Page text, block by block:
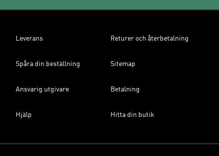
Leverans Returer och återbetalning
Spåra din beställning Sitemap
Ansvarig utgivare Betalning
Hjälp Hitta din butik